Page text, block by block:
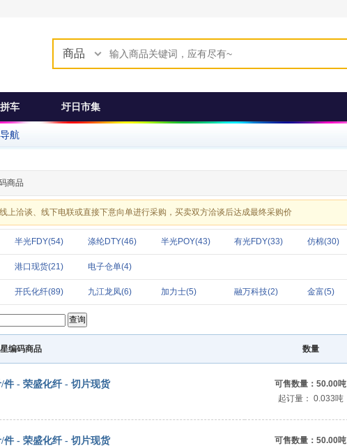
商品
车 圩日市集
航
商品
上洽谈、线下电联或直接下意向单进行采购，买卖双方洽谈后达成最终采购价
半光FDY(54) 涤纶DTY(46) 半光POY(43) 有光FDY(33) 仿棉(30)
港口现货(21) 电子仓单(4)
开氏化纤(89) 九江龙凤(6) 加力士(5) 融万科技(2) 金富(5)
编码商品 数量
件 - 荣盛化纤 - 切片现货 可售数量： 50.00吨
起订量： 0.033吨
件 - 荣盛化纤 - 切片现货 可售数量： 50.00吨